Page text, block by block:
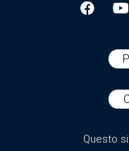
Questo